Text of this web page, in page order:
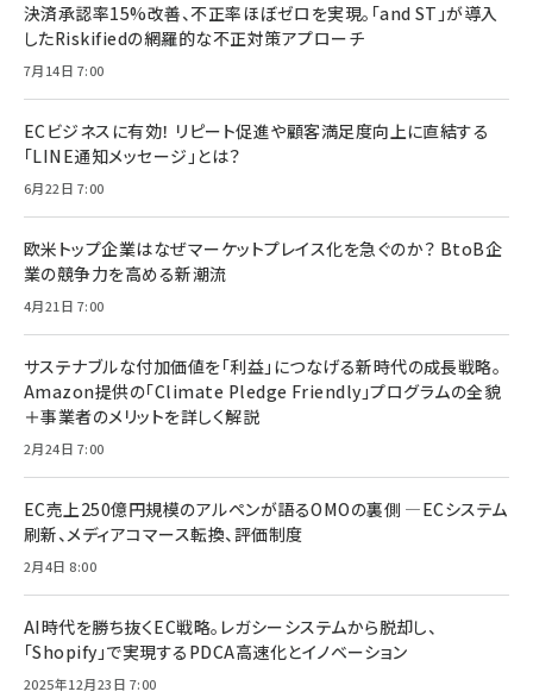
決済承認率15%改善、不正率ほぼゼロを実現。「and ST」が導入
したRiskifiedの網羅的な不正対策アプローチ
7月14日 7:00
ECビジネスに有効！ リピート促進や顧客満足度向上に直結する
「LINE通知メッセージ」とは？
6月22日 7:00
欧米トップ企業はなぜマーケットプレイス化を急ぐのか？ BtoB企
業の競争力を高める新潮流
4月21日 7:00
サステナブルな付加価値を「利益」につなげる新時代の成長戦略。
Amazon提供の「Climate Pledge Friendly」プログラムの全貌
＋事業者のメリットを詳しく解説
2月24日 7:00
EC売上250億円規模のアルペンが語るOMOの裏側 ―ECシステム
刷新、メディアコマース転換、評価制度
2月4日 8:00
AI時代を勝ち抜くEC戦略。レガシーシステムから脱却し、
「Shopify」で実現するPDCA高速化とイノベーション
2025年12月23日 7:00